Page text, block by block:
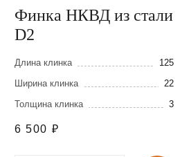
Финка НКВД из стали
D2
Длина клинка
125
Ширина клинка
22
Толщина клинка
3
6 500 ₽